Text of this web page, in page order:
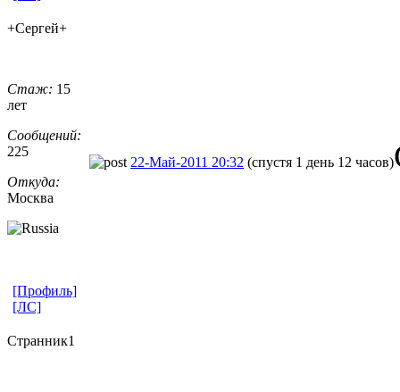
+Сергей+
Стаж: 15
лет
Сообщений:
225
Откуда:
Москва
22-Май-2011 20:32 (спустя 1 день 12 часов)
[Профиль]
[ЛС]
Странник1